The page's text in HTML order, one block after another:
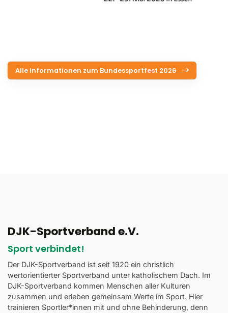
Alle Informationen zum Bundessportfest 2026
DJK-Sportverband e.V.
Sport verbindet!
Der DJK-Sportverband ist seit 1920 ein christlich
wertorientierter Sportverband unter katholischem Dach. Im
DJK-Sportverband kommen Menschen aller Kulturen
zusammen und erleben gemeinsam Werte im Sport. Hier
trainieren Sportler*innen mit und ohne Behinderung, denn